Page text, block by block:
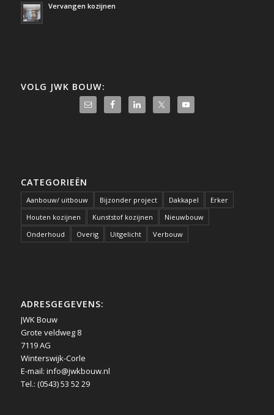
Vervangen kozijnen
VOLG JWK BOUW:
CATEGORIEËN
Aanbouw/ uitbouw Bijzonder project Dakkapel
Erker
Houten kozijnen
Kunststof kozijnen
Nieuwbouw
Onderhoud
Overig Uitgelicht Verbouw
ADRESGEGEVENS:
JWK Bouw
Grote veldweg 8
7119 AG
Winterswijk-Corle
E-mail: info@jwkbouw.nl
Tel.: (0543) 53 52 29